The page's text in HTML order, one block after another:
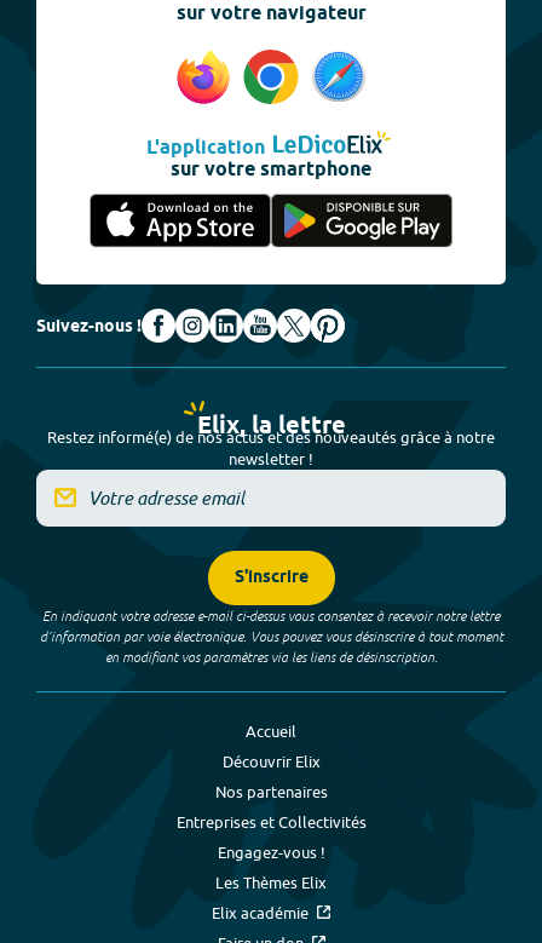
sur votre navigateur
L'application
sur votre smartphone
Suivez-nous !
Elix, la lettre
Restez informé(e) de nos actus et des nouveautés grâce à notre
newsletter !
S'inscrire
En indiquant votre adresse e-mail ci-dessus vous consentez à recevoir notre lettre
d’information par voie électronique. Vous pouvez vous désinscrire à tout moment
en modifiant vos paramètres via les liens de désinscription.
Accueil
Découvrir Elix
Nos partenaires
Entreprises et Collectivités
Engagez-vous !
Les Thèmes Elix
Elix académie